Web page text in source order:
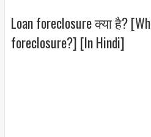
Loan foreclosure क्या है?
foreclosure?] [In Hindi]